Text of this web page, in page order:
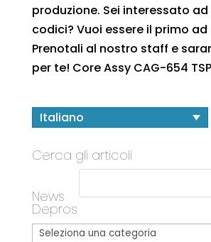
produzione. Sei interessato
codici? Vuoi essere il primo ad
Prenotali al nostro staff e
per te! Core Assy CAG-654
Italiano
Cerca gli articoli
News
Depros